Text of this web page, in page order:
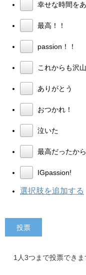
幸せな時間を
最高！！
passion！！
これからも沢
ありがとう
おつかれ！
泣いた
最高だったか
IGpassion!
選択肢を追加する
1人3つまで投票できま